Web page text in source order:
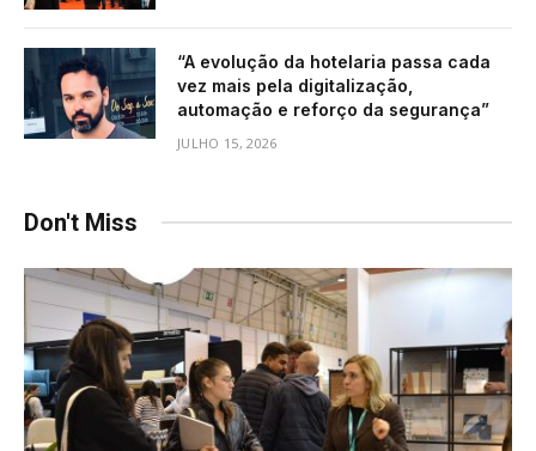
“A evolução da hotelaria passa cada
vez mais pela digitalização,
automação e reforço da segurança”
JULHO 15, 2026
Don't Miss